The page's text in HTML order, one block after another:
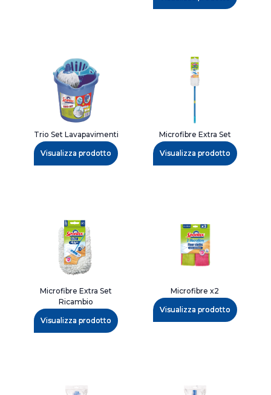
Trio Set Lavapavimenti
Visualizza prodotto
Microfibre Extra Set
Visualizza prodotto
Microfibre Extra Set
Ricambio
Visualizza prodotto
Microfibre x2
Visualizza prodotto